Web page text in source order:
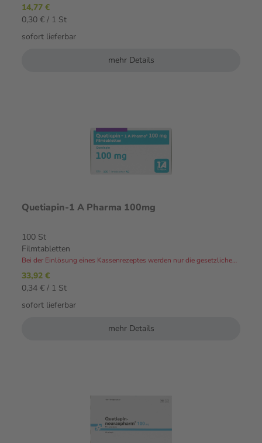
14,77 €
0,30 € / 1 St
sofort lieferbar
mehr Details
Quetiapin-1 A Pharma 100mg
100 St
Filmtabletten
Bei der Einlösung eines Kassenrezeptes werden nur die gesetzlichen Zuzahlungen und Eigenanteile in Rechnung gestellt.⁴
33,92 €
0,34 € / 1 St
sofort lieferbar
mehr Details